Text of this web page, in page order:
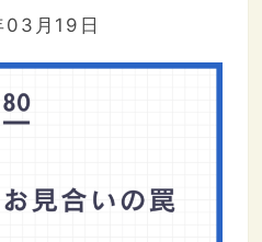
月19日